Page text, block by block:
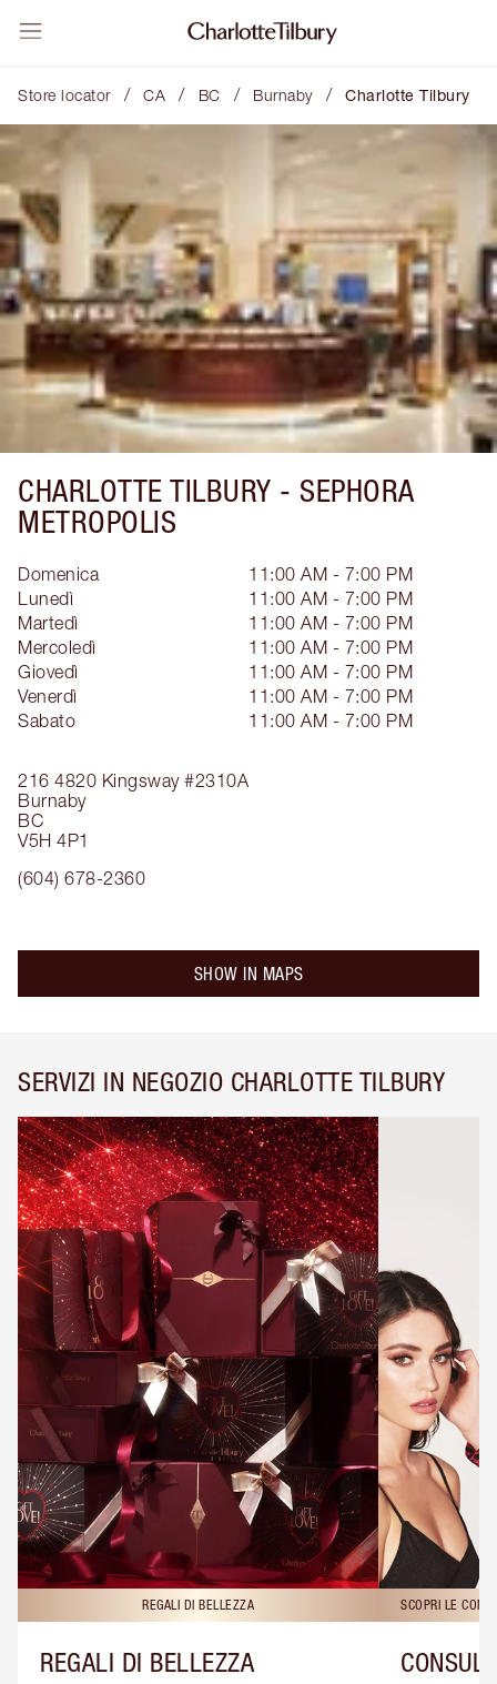
Store locator / CA / BC / Burnaby / Charlotte Tilbury
CHARLOTTE TILBURY - SEPHORA
METROPOLIS
216 4820 Kingsway #2310A
Burnaby
BC
V5H 4P1
(604) 678-2360
Domenica
11:00 AM - 7:00 PM
Lunedì
11:00 AM - 7:00 PM
Martedì
11:00 AM - 7:00 PM
Mercoledì
11:00 AM - 7:00 PM
Giovedì
11:00 AM - 7:00 PM
Venerdì
11:00 AM - 7:00 PM
Sabato
11:00 AM - 7:00 PM
SHOW IN MAPS
SERVIZI IN NEGOZIO CHARLOTTE TILBURY
REGALI DI BELLEZZA
REGALI DI BELLEZZA
SCOPRI LE